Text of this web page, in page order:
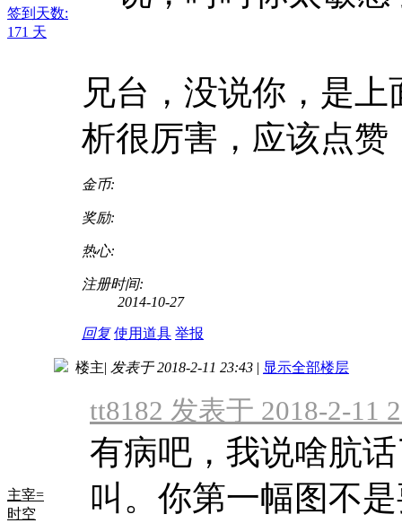
签到天数:
171 天
兄台，没说你，是
析很厉害，应该点赞
金币:
奖励:
热心:
注册时间:
2014-10-27
回复 使用道具 举报
主宰=
时空
楼主| 发表于 2018-2-11 23:43 | 显示全部楼层
tt8182 发表于 2018-2-11
有病吧，我说啥肮
叫。你第一幅图不